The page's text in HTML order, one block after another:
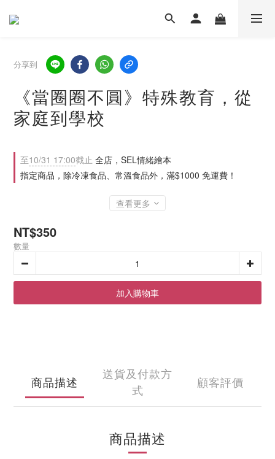
分享到
《當圈圈不圓》特殊教育，從
家庭到學校
至10/31 17:00截止 全店，SEL情緒繪本
指定商品，除冷凍食品、常溫食品外，滿$1000 免運費！
查看更多
NT$350
數量
加入購物車
商品描述
送貨及付款方
式
顧客評價
商品描述